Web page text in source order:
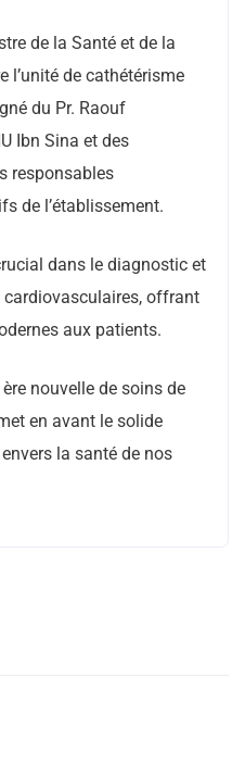
de la Santé et de la
l’unité de cathétérisme
du Pr. Raouf
Ibn Sina et des
responsables
de l’établissement.
dans le diagnostic et
offrant
aux patients.
nouvelle de soins de
en avant le solide
la santé de nos